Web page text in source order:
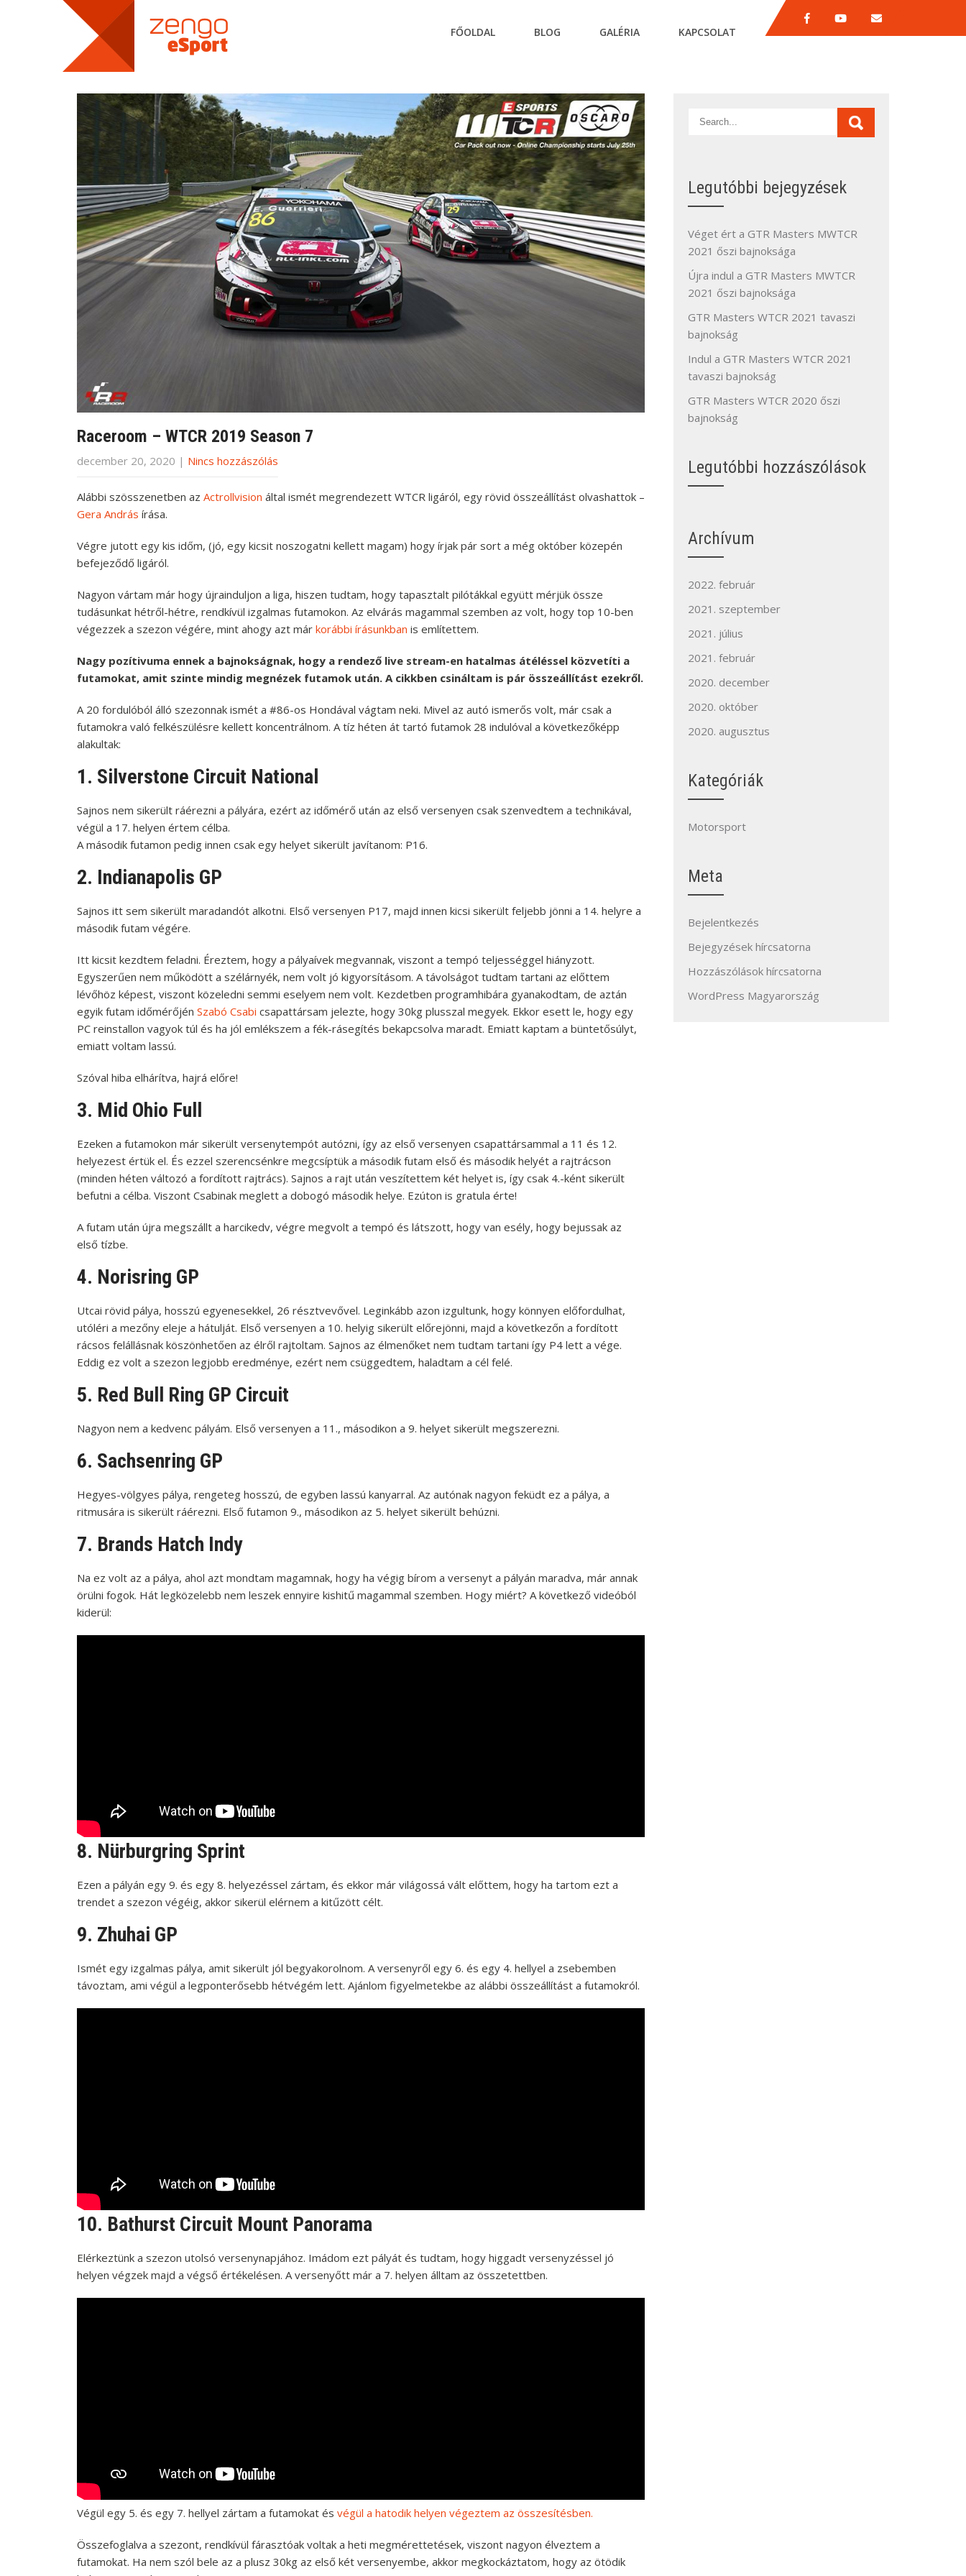
FŐOLDAL BLOG GALÉRIA KAPCSOLAT
Raceroom – WTCR 2019 Season 7
december 20, 2020 | Nincs hozzászólás
Alábbi szösszenetben az Actrollvision által ismét megrendezett WTCR ligáról, egy rövid összeállítást olvashattok –
Gera András írása.
Végre jutott egy kis időm, (jó, egy kicsit noszogatni kellett magam) hogy írjak pár sort a még október közepén
befejeződő ligáról.
Nagyon vártam már hogy újrainduljon a liga, hiszen tudtam, hogy tapasztalt pilótákkal együtt mérjük össze
tudásunkat hétről-hétre, rendkívül izgalmas futamokon. Az elvárás magammal szemben az volt, hogy top 10-ben
végezzek a szezon végére, mint ahogy azt már korábbi írásunkban is említettem.
Nagy pozítivuma ennek a bajnokságnak, hogy a rendező live stream-en hatalmas átéléssel közvetíti a
futamokat, amit szinte mindig megnézek futamok után. A cikkben csináltam is pár összeállítást ezekről.
A 20 fordulóból álló szezonnak ismét a #86-os Hondával vágtam neki. Mivel az autó ismerős volt, már csak a
futamokra való felkészülésre kellett koncentrálnom. A tíz héten át tartó futamok 28 indulóval a következőképp
alakultak:
1. Silverstone Circuit National
Sajnos nem sikerült ráérezni a pályára, ezért az időmérő után az első versenyen csak szenvedtem a technikával,
végül a 17. helyen értem célba.
A második futamon pedig innen csak egy helyet sikerült javítanom: P16.
2. Indianapolis GP
Sajnos itt sem sikerült maradandót alkotni. Első versenyen P17, majd innen kicsi sikerült feljebb jönni a 14. helyre a
második futam végére.
Itt kicsit kezdtem feladni. Éreztem, hogy a pályaívek megvannak, viszont a tempó teljességgel hiányzott.
Egyszerűen nem működött a szélárnyék, nem volt jó kigyorsításom. A távolságot tudtam tartani az előttem
lévőhöz képest, viszont közeledni semmi eselyem nem volt. Kezdetben programhibára gyanakodtam, de aztán
egyik futam időmérőjén Szabó Csabi csapattársam jelezte, hogy 30kg plusszal megyek. Ekkor esett le, hogy egy
PC reinstallon vagyok túl és ha jól emlékszem a fék-rásegítés bekapcsolva maradt. Emiatt kaptam a büntetősúlyt,
emiatt voltam lassú.
Szóval hiba elhárítva, hajrá előre!
3. Mid Ohio Full
Ezeken a futamokon már sikerült versenytempót autózni, így az első versenyen csapattársammal a 11 és 12.
helyezest értük el. És ezzel szerencsénkre megcsíptük a második futam első és második helyét a rajtrácson
(minden héten változó a fordított rajtrács). Sajnos a rajt után veszítettem két helyet is, így csak 4.-ként sikerült
befutni a célba. Viszont Csabinak meglett a dobogó második helye. Ezúton is gratula érte!
A futam után újra megszállt a harcikedv, végre megvolt a tempó és látszott, hogy van esély, hogy bejussak az
első tízbe.
4. Norisring GP
Utcai rövid pálya, hosszú egyenesekkel, 26 résztvevővel. Leginkább azon izgultunk, hogy könnyen előfordulhat,
utóléri a mezőny eleje a hátulját. Első versenyen a 10. helyig sikerült előrejönni, majd a következőn a fordított
rácsos felállásnak köszönhetően az élről rajtoltam. Sajnos az élmenőket nem tudtam tartani így P4 lett a vége.
Eddig ez volt a szezon legjobb eredménye, ezért nem csüggedtem, haladtam a cél felé.
5. Red Bull Ring GP Circuit
Nagyon nem a kedvenc pályám. Első versenyen a 11., másodikon a 9. helyet sikerült megszerezni.
6. Sachsenring GP
Hegyes-völgyes pálya, rengeteg hosszú, de egyben lassú kanyarral. Az autónak nagyon feküdt ez a pálya, a
ritmusára is sikerült ráérezni. Első futamon 9., másodikon az 5. helyet sikerült behúzni.
7. Brands Hatch Indy
Na ez volt az a pálya, ahol azt mondtam magamnak, hogy ha végig bírom a versenyt a pályán maradva, már annak
örülni fogok. Hát legközelebb nem leszek ennyire kishitű magammal szemben. Hogy miért? A következő videóból
kiderül:
8. Nürburgring Sprint
Ezen a pályán egy 9. és egy 8. helyezéssel zártam, és ekkor már világossá vált előttem, hogy ha tartom ezt a
trendet a szezon végéig, akkor sikerül elérnem a kitűzött célt.
9. Zhuhai GP
Ismét egy izgalmas pálya, amit sikerült jól begyakorolnom. A versenyről egy 6. és egy 4. hellyel a zsebemben
távoztam, ami végül a legponterősebb hétvégém lett. Ajánlom figyelmetekbe az alábbi összeállítást a futamokról.
10. Bathurst Circuit Mount Panorama
Elérkeztünk a szezon utolsó versenynapjához. Imádom ezt pályát és tudtam, hogy higgadt versenyzéssel jó
helyen végzek majd a végső értékelésen. A versenyőtt már a 7. helyen álltam az összetettben.
Végül egy 5. és egy 7. hellyel zártam a futamokat és végül a hatodik helyen végeztem az összesítésben.
Összefoglalva a szezont, rendkívül fárasztóak voltak a heti megmérettetések, viszont nagyon élveztem a
futamokat. Ha nem szól bele az a plusz 30kg az első két versenyembe, akkor megkockáztatom, hogy az ötödik
Legutóbbi bejegyzések
Véget ért a GTR Masters MWTCR
2021 őszi bajnoksága
Újra indul a GTR Masters MWTCR
2021 őszi bajnoksága
GTR Masters WTCR 2021 tavaszi
bajnokság
Indul a GTR Masters WTCR 2021
tavaszi bajnokság
GTR Masters WTCR 2020 őszi
bajnokság
Legutóbbi hozzászólások
Archívum
2022. február
2021. szeptember
2021. július
2021. február
2020. december
2020. október
2020. augusztus
Kategóriák
Motorsport
Meta
Bejelentkezés
Bejegyzések hírcsatorna
Hozzászólások hírcsatorna
WordPress Magyarország